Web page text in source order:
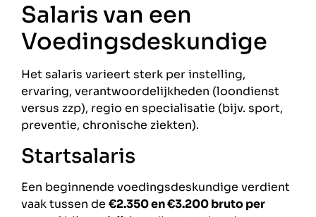
Salaris van een
Voedingsdeskundige
Het salaris varieert sterk per instelling,
ervaring, verantwoordelijkheden (loondienst
versus zzp), regio en specialisatie (bijv. sport,
preventie, chronische ziekten).
Startsalaris
Een beginnende voedingsdeskundige verdient
vaak tussen de €2.350 en €3.200 bruto per